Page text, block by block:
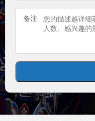
备注